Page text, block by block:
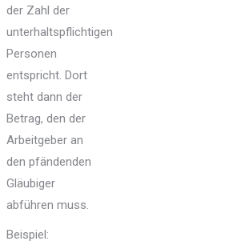
der Zahl der
unterhaltspflichtigen
Personen
entspricht. Dort
steht dann der
Betrag, den der
Arbeitgeber an
den pfändenden
Gläubiger
abführen muss.
Beispiel: